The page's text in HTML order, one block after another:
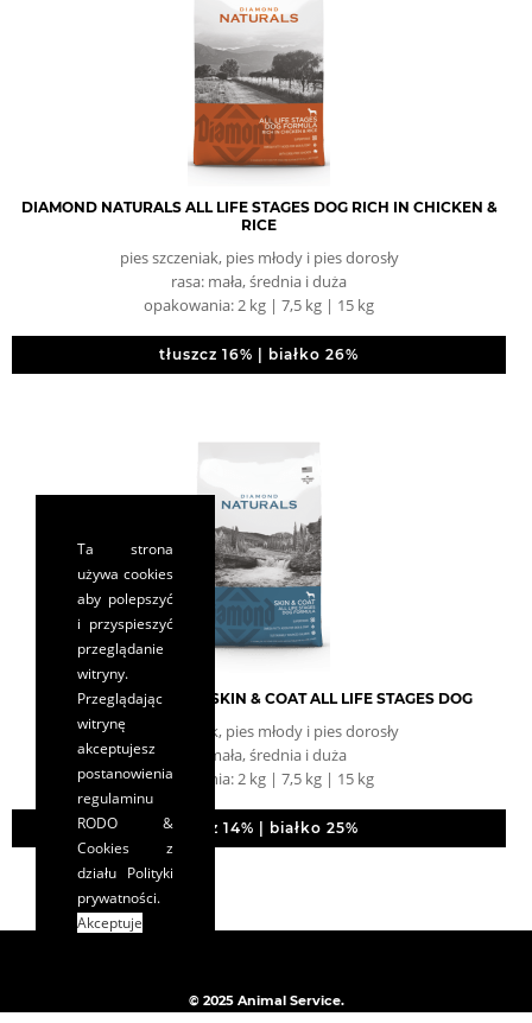
DIAMOND NATURALS ALL LIFE STAGES DOG RICH IN CHICKEN &
RICE
pies szczeniak, pies młody i pies dorosły
rasa: mała, średnia i duża
opakowania: 2 kg | 7,5 kg | 15 kg
tłuszcz 16% | białko 26%
DIAMOND NATURALS SKIN & COAT ALL LIFE STAGES DOG
pies szczeniak, pies młody i pies dorosły
rasa: mała, średnia i duża
opakowania: 2 kg | 7,5 kg | 15 kg
tłuszcz 14% | białko 25%
© 2025 Animal Service.
Ta strona
używa cookies
aby polepszyć
i przyspieszyć
przeglądanie
witryny.
Przeglądając
witrynę
akceptujesz
postanowienia
regulaminu
RODO &
Cookies z
działu Polityki
prywatności.
Akceptuje